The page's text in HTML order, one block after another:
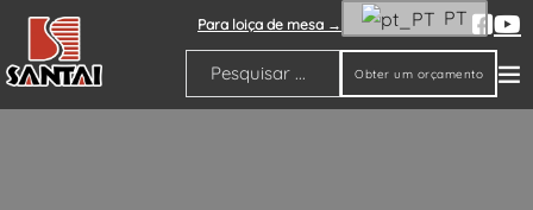
Para loiça de mesa → PT
Pesquisar
Obter um orçamento